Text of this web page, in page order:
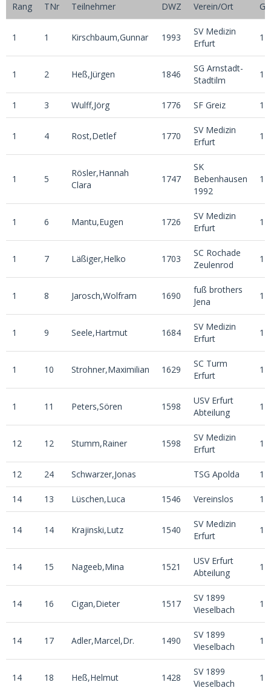
Rang TNr Teilnehmer DWZ Verein/Ort G
1 1 Kirschbaum,Gunnar 1993
SV Medizin
Erfurt
1
1 2 Heß,Jürgen 1846
SG Arnstadt-
Stadtilm
1
1 3 Wulff,Jörg 1776 SF Greiz 1
1 4 Rost,Detlef 1770
SV Medizin
Erfurt
1
1 5
Rösler,Hannah
Clara
1747
SK
Bebenhausen
1992
1
1 6 Mantu,Eugen 1726
SV Medizin
Erfurt
1
1 7 Läßiger,Helko 1703
SC Rochade
Zeulenrod
1
1 8 Jarosch,Wolfram 1690
fuß brothers
Jena
1
1 9 Seele,Hartmut 1684
SV Medizin
Erfurt
1
1 10 Strohner,Maximilian 1629
SC Turm
Erfurt
1
1 11 Peters,Sören 1598
USV Erfurt
Abteilung
1
12 12 Stumm,Rainer 1598
SV Medizin
Erfurt
1
12 24 Schwarzer,Jonas TSG Apolda 1
14 13 Lüschen,Luca 1546 Vereinslos 1
14 14 Krajinski,Lutz 1540
SV Medizin
Erfurt
1
14 15 Nageeb,Mina 1521
USV Erfurt
Abteilung
1
14 16 Cigan,Dieter 1517
SV 1899
Vieselbach
1
14 17 Adler,Marcel,Dr. 1490
SV 1899
Vieselbach
1
14 18 Heß,Helmut 1428
SV 1899
Vieselbach
1